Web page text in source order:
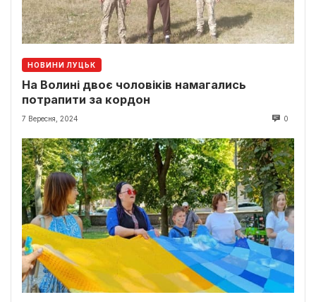
НОВИНИ ЛУЦЬК
На Волині двоє чоловіків намагались
потрапити за кордон
7 Вересня, 2024 0